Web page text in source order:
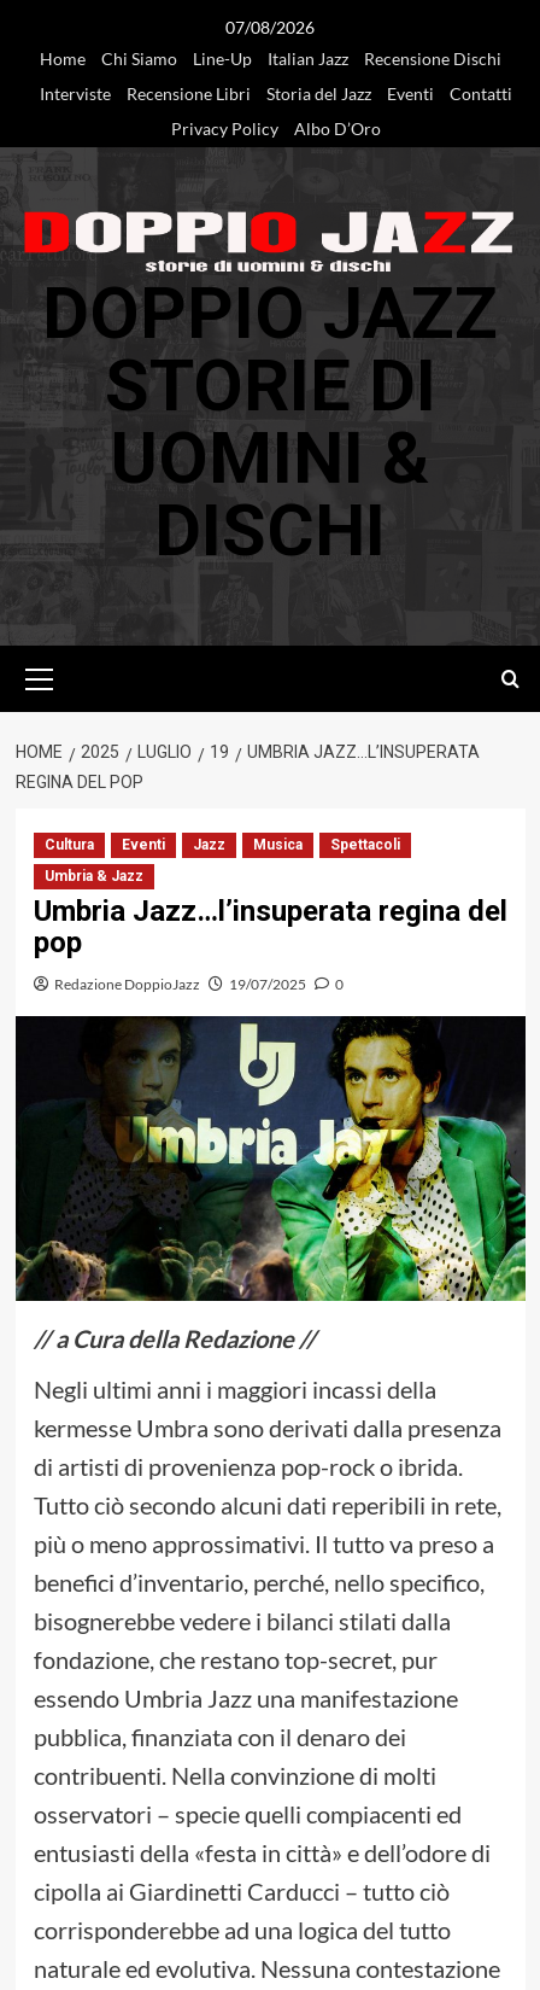
07/08/2026
Home
Chi Siamo Line-Up Italian Jazz
Recensione Dischi
Interviste
Recensione Libri Storia del Jazz Eventi
Contatti
Privacy Policy
Albo D’Oro
DOPPIO JAZZ
STORIE DI
UOMINI &
DISCHI
principale
HOME 2025 LUGLIO 19
UMBRIA JAZZ…L’INSUPERATA
REGINA DEL POP
Cultura Eventi Jazz Musica
Spettacoli
Umbria & Jazz
Umbria Jazz…l’insuperata regina del
pop
Redazione DoppioJazz 19/07/2025 0
// a Cura della Redazione //
Negli ultimi anni i maggiori incassi della
kermesse Umbra sono derivati dalla presenza
di artisti di provenienza pop-rock o ibrida.
Tutto ciò secondo alcuni dati reperibili in rete,
più o meno approssimativi. Il tutto va preso a
benefici d’inventario, perché, nello specifico,
bisognerebbe vedere i bilanci stilati dalla
fondazione, che restano top-secret, pur
essendo Umbria Jazz una manifestazione
pubblica, finanziata con il denaro dei
contribuenti. Nella convinzione di molti
osservatori – specie quelli compiacenti ed
entusiasti della «festa in città» e dell’odore di
cipolla ai Giardinetti Carducci – tutto ciò
corrisponderebbe ad una logica del tutto
naturale ed evolutiva. Nessuna contestazione